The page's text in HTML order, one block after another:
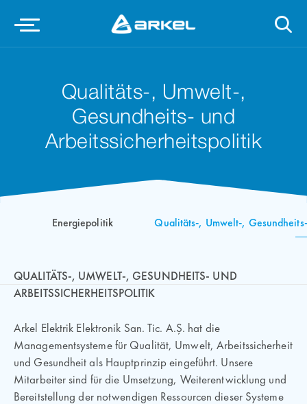
Qualitäts-, Umwelt-,
Gesundheits- und
Arbeitssicherheitspolitik
Energiepolitik Qualitäts-, Umwelt-,
QUALITÄTS-, UMWELT-, GESUNDHEITS- UND
ARBEITSSICHERHEITSPOLITIK
Arkel Elektrik Elektronik San. Tic. A.Ş. hat die
Managementsysteme für Qualität, Umwelt, Arbeitssicherheit
und Gesundheit als Hauptprinzip eingeführt. Unsere
Mitarbeiter sind für die Umsetzung, Weiterentwicklung und
Bereitstellung der notwendigen Ressourcen dieser Systeme